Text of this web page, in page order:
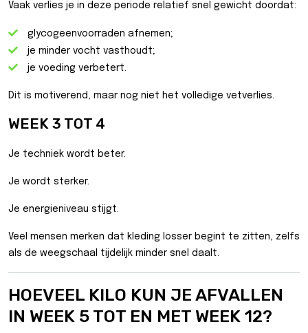
Vaak verlies je in deze periode relatief snel gewicht doordat:
glycogeenvoorraden afnemen;
je minder vocht vasthoudt;
je voeding verbetert.
Dit is motiverend, maar nog niet het volledige vetverlies.
WEEK 3 TOT 4
Je techniek wordt beter.
Je wordt sterker.
Je energieniveau stijgt.
Veel mensen merken dat kleding losser begint te zitten, zelfs
als de weegschaal tijdelijk minder snel daalt.
HOEVEEL KILO KUN JE AFVALLEN
IN WEEK 5 TOT EN MET WEEK 12?